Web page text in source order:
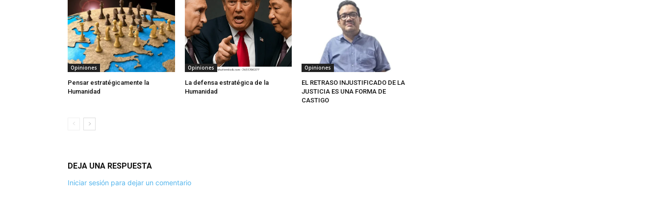
Opiniones
Pensar estratégicamente la
Humanidad
Opiniones
La defensa estratégica de la
Humanidad
Opiniones
EL RETRASO INJUSTIFICADO DE LA
JUSTICIA ES UNA FORMA DE
CASTIGO
DEJA UNA RESPUESTA
Iniciar sesión para dejar un comentario